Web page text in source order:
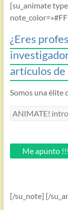
[su_animate
¿Eres
artículos de
Somos una élite
ANIMATE!
email.Me apunto !!!
[/su_note] [/